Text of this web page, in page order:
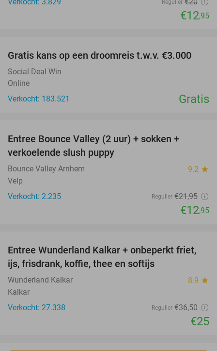
Verkocht: 3.829
Regulier €20
€12,95
Gratis kans op een droomreis t.w.v. €3.000
Social Deal Win
Online
Verkocht: 183.521
Gratis
Entree Bounce Valley (2 uur) + sokken +
verkoelende slush puppy
Bounce Valley Arnhem 9.2 star
Velp
Verkocht: 2.235
Regulier €21,95
€12,95
32%
Entree Wunderland Kalkar + onbeperkt friet,
ijs, frisdrank, koffie, thee en softijs
Wunderland Kalkar 8.9 star
Kalkar
Verkocht: 27.338
Regulier €36,50
€25